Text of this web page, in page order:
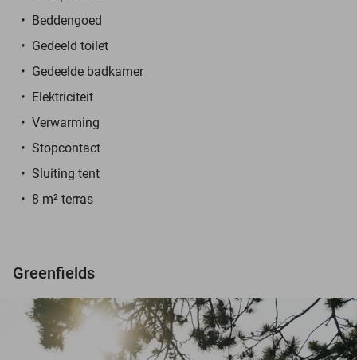
Beddengoed
Gedeeld toilet
Gedeelde badkamer
Elektriciteit
Verwarming
Stopcontact
Sluiting tent
8 m² terras
Greenfields